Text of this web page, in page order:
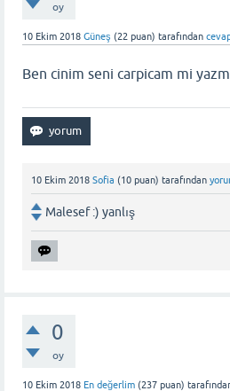
oy
10 Ekim 2018 Güneş (22 puan) tarafından
Ben cinim seni carpicam mi
10 Ekim 2018 Sofia (10 puan) tarafından
Malesef :) yanlış
0
oy
10 Ekim 2018 En değerlim (237 puan)